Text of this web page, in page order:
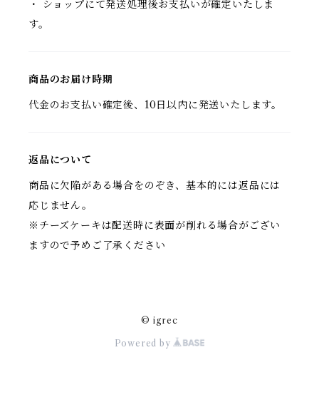
・ ショップにて発送処理後お支払いが確定いたしま
す。
商品のお届け時期
代金のお支払い確定後、10日以内に発送いたします。
返品について
商品に欠陥がある場合をのぞき、基本的には返品には
応じません。
※チーズケーキは配送時に表面が削れる場合がござい
ますので予めご了承ください
© igrec
Powered by